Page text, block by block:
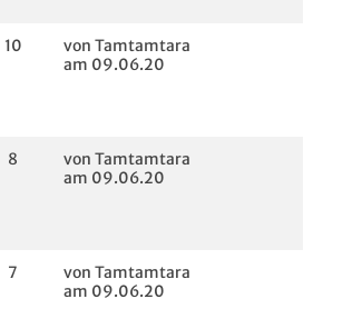
10
von Tamtamtara
am 09.06.20
8
von Tamtamtara
am 09.06.20
7
von Tamtamtara
am 09.06.20